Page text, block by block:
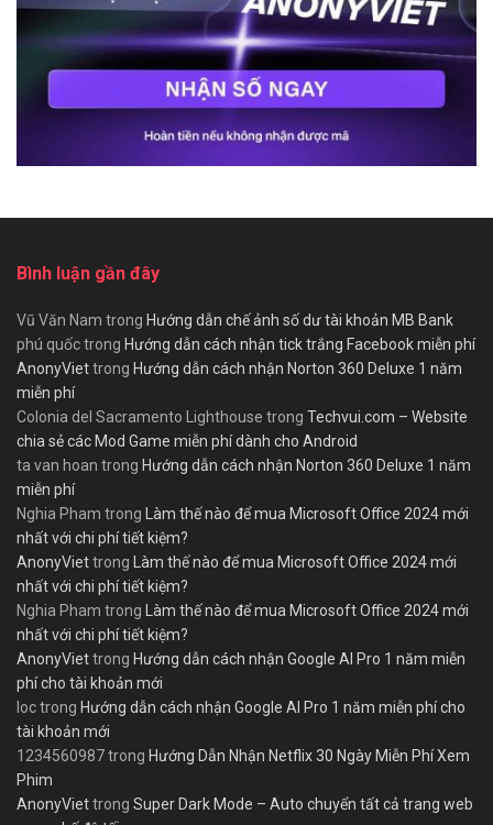
Bình luận gần đây
Vũ Văn Nam trong Hướng dẫn chế ảnh số dư tài khoản MB Bank
phú quốctrong Hướng dẫn cách nhận tick trắng Facebook miễn phí
AnonyViettrong Hướng dẫn cách nhận Norton 360 Deluxe 1 năm
miễn phí
Colonia del Sacramento Lighthouse trong Techvui.com – Website
chia sẻ các Mod Game miễn phí dành cho Android
ta van hoan trong Hướng dẫn cách nhận Norton 360 Deluxe 1 năm
miễn phí
Nghia Pham trong Làm thế nào để mua Microsoft Office 2024 mới
nhất với chi phí tiết kiệm?
AnonyViettrong Làm thế nào để mua Microsoft Office 2024 mới
nhất với chi phí tiết kiệm?
Nghia Pham trong Làm thế nào để mua Microsoft Office 2024 mới
nhất với chi phí tiết kiệm?
AnonyViettrong Hướng dẫn cách nhận Google AI Pro 1 năm miễn
phí cho tài khoản mới
loctrong Hướng dẫn cách nhận Google AI Pro 1 năm miễn phí cho
tài khoản mới
1234560987trong Hướng Dẫn Nhận Netflix 30 Ngày Miễn Phí Xem
Phim
AnonyViettrong Super Dark Mode – Auto chuyển tất cả trang web